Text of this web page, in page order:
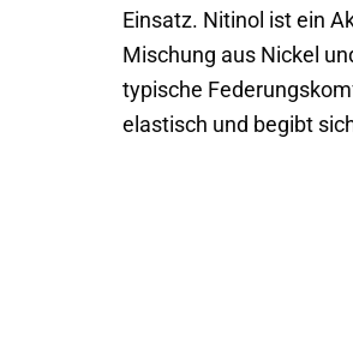
Einsatz. Nitinol ist ein
Mischung aus Nickel
typische
elastisch und begibt